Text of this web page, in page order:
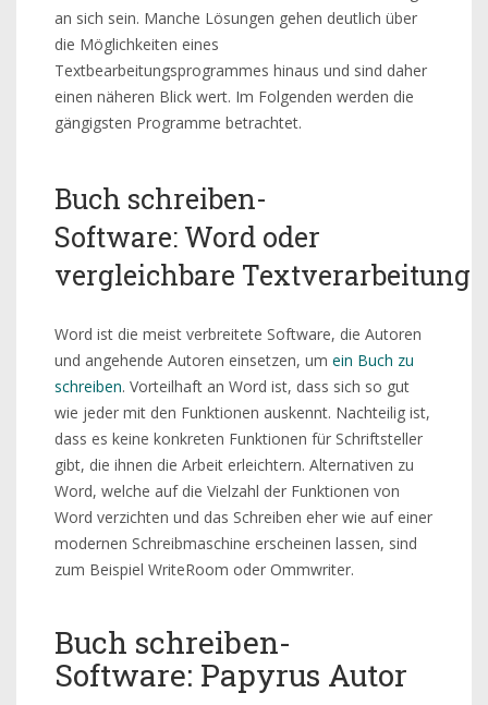
an sich sein. Manche Lösungen gehen deutlich über
die Möglichkeiten eines
Textbearbeitungsprogrammes hinaus und sind daher
einen näheren Blick wert. Im Folgenden werden die
gängigsten Programme betrachtet.
Buch schreiben-
Software: Word oder
vergleichbare
Word ist die meist verbreitete Software, die Autoren
und angehende Autoren einsetzen, um ein Buch zu
schreiben. Vorteilhaft an Word ist, dass sich so gut
wie jeder mit den Funktionen auskennt. Nachteilig ist,
dass es keine konkreten Funktionen für Schriftsteller
gibt, die ihnen die Arbeit erleichtern. Alternativen zu
Word, welche auf die Vielzahl der Funktionen von
Word verzichten und das Schreiben eher wie auf einer
modernen Schreibmaschine erscheinen lassen, sind
zum Beispiel WriteRoom oder Ommwriter.
Buch schreiben-
Software: Papyrus Autor